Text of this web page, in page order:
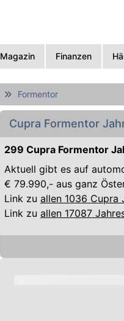
Magazin Finanzen
Formentor
Cupra Formentor
299 Cupra Formentor
Aktuell gibt es auf
€ 79.990,- aus ganz
Link zu allen 1036 Cupra
Link zu allen 17087